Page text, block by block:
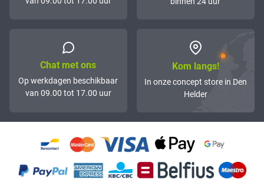
Chat met ons
Op werkdagen beschikbaar
van 09.00 tot 17.00 uur
Kom langs!
In onze concept store in Den
Helder